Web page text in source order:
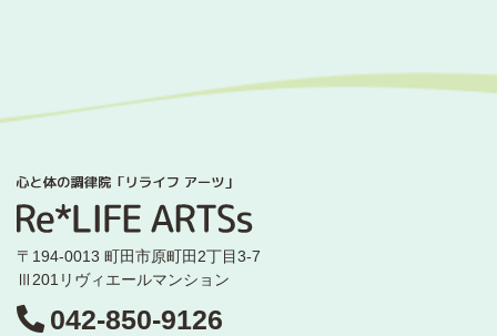
〒194-0013 町田市原町田2丁目3-7
Ⅲ201リヴィエールマンション
042-850-9126